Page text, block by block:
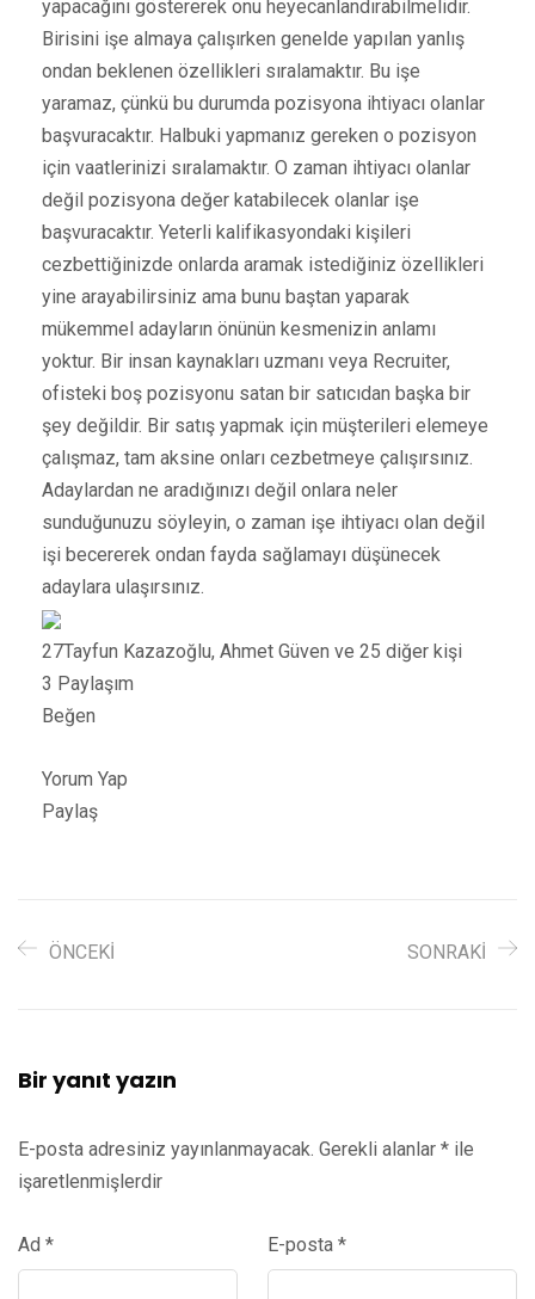
yapacağını göstererek onu heyecanlandırabilmelidir.
Birisini işe almaya çalışırken genelde yapılan yanlış
ondan beklenen özellikleri sıralamaktır. Bu işe
yaramaz, çünkü bu durumda pozisyona ihtiyacı olanlar
başvuracaktır. Halbuki yapmanız gereken o pozisyon
için vaatlerinizi sıralamaktır. O zaman ihtiyacı olanlar
değil pozisyona değer katabilecek olanlar işe
başvuracaktır. Yeterli kalifikasyondaki kişileri
cezbettiğinizde onlarda aramak istediğiniz özellikleri
yine arayabilirsiniz ama bunu baştan yaparak
mükemmel adayların önünün kesmenizin anlamı
yoktur. Bir insan kaynakları uzmanı veya Recruiter,
ofisteki boş pozisyonu satan bir satıcıdan başka bir
şey değildir. Bir satış yapmak için müşterileri elemeye
çalışmaz, tam aksine onları cezbetmeye çalışırsınız.
Adaylardan ne aradığınızı değil onlara neler
sunduğunuzu söyleyin, o zaman işe ihtiyacı olan değil
işi becererek ondan fayda sağlamayı düşünecek
adaylara ulaşırsınız.
27Tayfun Kazazoğlu, Ahmet Güven ve 25 diğer kişi
3 Paylaşım
Beğen
Yorum Yap
Paylaş
ÖNCEKI SONRAKI
Bir yanıt yazın
E-posta adresiniz yayınlanmayacak. Gerekli alanlar * ile
işaretlenmişlerdir
Ad * E-posta *